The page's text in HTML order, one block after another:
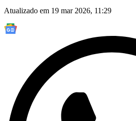
Atualizado em 19 mar 2026, 11:29